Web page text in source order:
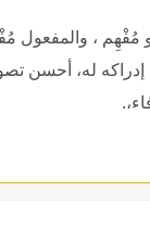
مُفْهِم ، والمفعول
له، أحسن